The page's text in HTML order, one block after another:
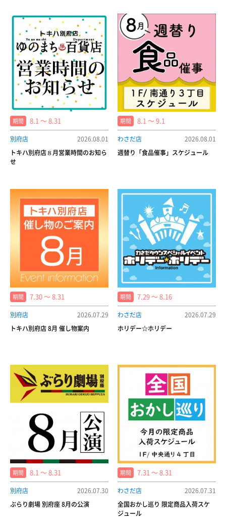
期間 8.1 〜 8.31
別府店
2026.08.01
トキハ別府店８月営業時間のお知ら
せ
期間 8.1 〜 9.1
わさだ店
2026.08.01
週替り「食品催事」スケジュール
期間 7.30 〜 8.31
別府店
2026.07.29
トキハ別府店 8月 催し物案内
期間 7.29 〜 8.16
わさだ店
2026.07.29
ホリデー☆ホリデー
期間 8.1 〜 8.31
別府店
2026.07.30
ぶらり劇場 別府座 8月の公演
期間 7.31 〜 8.31
わさだ店
2026.07.31
全国おかし巡り 限定商品入荷スケ
ジュール